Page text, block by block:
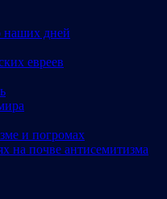
наших дней
евреев
и погромах
на почве антисемитизма